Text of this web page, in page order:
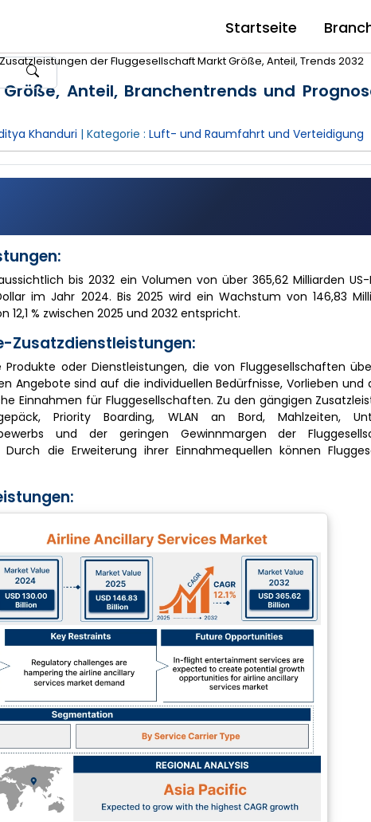
Startseite
der Fluggesellschaft Markt Größe, Anteil, Trends 2032
Anteil, Branchentrends und
Khanduri | Kategorie : Luft- und Raumfahrt und Verteidigung
bis 2032 ein Volumen von über 365,62 Milliarden
im Jahr 2024. Bis 2025 wird ein Wachstum von 146,83
% zwischen 2025 und 2032 entspricht.
oder Dienstleistungen, die von Fluggesellschaften
Angebote sind auf die individuellen Bedürfnisse, Vorlieben
Einnahmen für Fluggesellschaften. Zu den gängigen
Priority Boarding, WLAN an Bord, Mahlzeiten,
und der geringen Gewinnmargen der
die Erweiterung ihrer Einnahmequellen können